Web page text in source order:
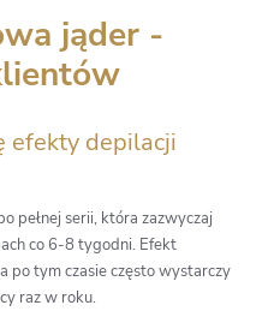
jąder -
efekty depilacji
pełnej serii, która zazwyczaj
co 6-8 tygodni. Efekt
po tym czasie często wystarczy
raz w roku.